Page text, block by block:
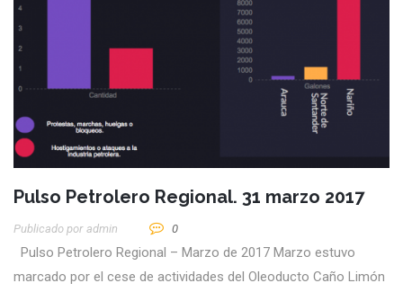
Pulso Petrolero Regional. 31 marzo 2017
Publicado por Admin 0
Pulso Petrolero Regional – Marzo de 2017 Marzo estuvo
marcado por el cese de actividades del Oleoducto Caño Limón